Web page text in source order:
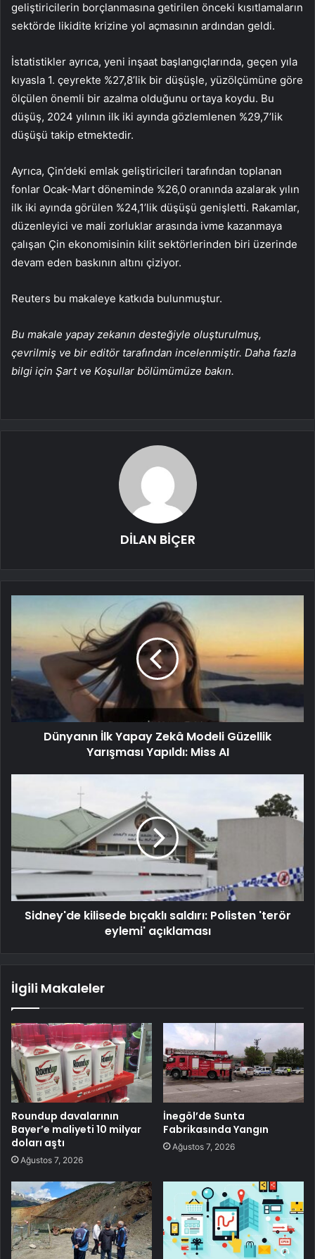
geliştiricilerin borçlanmasına getirilen önceki kısıtlamaların
sektörde likidite krizine yol açmasının ardından geldi.
İstatistikler ayrıca, yeni inşaat başlangıçlarında, geçen yıla
kıyasla 1. çeyrekte %27,8’lik bir düşüşle, yüzölçümüne göre
ölçülen önemli bir azalma olduğunu ortaya koydu. Bu
düşüş, 2024 yılının ilk iki ayında gözlemlenen %29,7’lik
düşüşü takip etmektedir.
Ayrıca, Çin’deki emlak geliştiricileri tarafından toplanan
fonlar Ocak-Mart döneminde %26,0 oranında azalarak yılın
ilk iki ayında görülen %24,1’lik düşüşü genişletti. Rakamlar,
düzenleyici ve mali zorluklar arasında ivme kazanmaya
çalışan Çin ekonomisinin kilit sektörlerinden biri üzerinde
devam eden baskının altını çiziyor.
Reuters bu makaleye katkıda bulunmuştur.
Bu makale yapay zekanın desteğiyle oluşturulmuş,
çevrilmiş ve bir editör tarafından incelenmiştir. Daha fazla
bilgi için Şart ve Koşullar bölümümüze bakın.
DİLAN BİÇER
Dünyanın İlk Yapay Zekâ Modeli Güzellik
Yarışması Yapıldı: Miss AI
Sidney'de kilisede bıçaklı saldırı: Polisten 'terör
eylemi' açıklaması
İlgili Makaleler
Roundup davalarının
Bayer’e maliyeti 10 milyar
doları aştı
Ağustos 7, 2026
İnegöl’de Sunta
Fabrikasında Yangın
Ağustos 7, 2026